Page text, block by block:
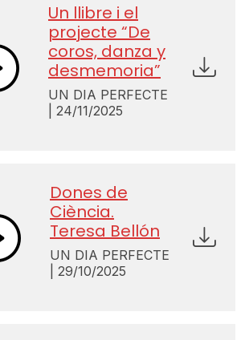
Un llibre i el
projecte “De
coros, danza y
desmemoria”
UN DIA PERFECTE
| 24/11/2025
Dones de
Ciència.
Teresa Bellón
UN DIA PERFECTE
| 29/10/2025